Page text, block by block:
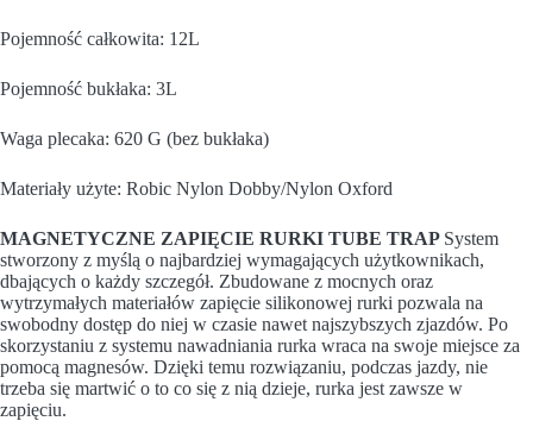
Pojemność całkowita: 12L
Pojemność bukłaka: 3L
Waga plecaka: 620 G (bez bukłaka)
Materiały użyte: Robic Nylon Dobby/Nylon Oxford
MAGNETYCZNE ZAPIĘCIE RURKI TUBE TRAP System
stworzony z myślą o najbardziej wymagających użytkownikach,
dbających o każdy szczegół. Zbudowane z mocnych oraz
wytrzymałych materiałów zapięcie silikonowej rurki pozwala na
swobodny dostęp do niej w czasie nawet najszybszych zjazdów. Po
skorzystaniu z systemu nawadniania rurka wraca na swoje miejsce za
pomocą magnesów. Dzięki temu rozwiązaniu, podczas jazdy, nie
trzeba się martwić o to co się z nią dzieje, rurka jest zawsze w
zapięciu.